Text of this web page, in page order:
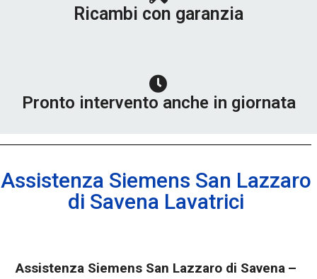
Ricambi con garanzia
Pronto intervento anche in giornata
Assistenza Siemens San Lazzaro
di Savena Lavatrici
Assistenza Siemens San Lazzaro di Savena –